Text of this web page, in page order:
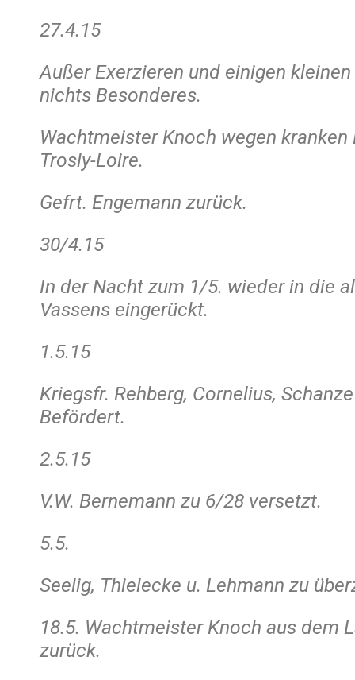
27.4.15
Außer Exerzieren und einigen
nichts Besonderes.
Wachtmeister Knoch wegen
Trosly-Loire.
Gefrt. Engemann zurück.
30/4.15
In der Nacht zum 1/5. wieder in die
Vassens eingerückt.
1.5.15
Kriegsfr. Rehberg, Cornelius,
Befördert.
2.5.15
V.W. Bernemann zu 6/28 versetzt.
5.5.
Seelig, Thielecke u. Lehmann zu
18.5. Wachtmeister Knoch aus dem
zurück.